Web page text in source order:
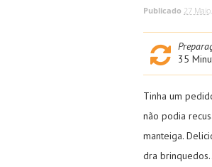
Publicado 27
35
Tinha um
não podia
manteiga.
dra